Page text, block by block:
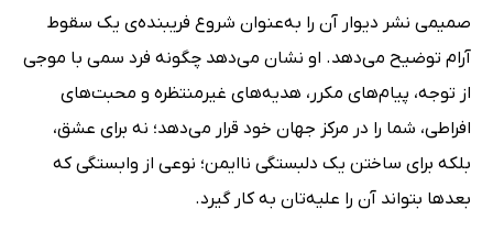
صمیمی نشر دیوار آن را به‌عنوان شروع فریبنده‌ی یک سقوط
آرام توضیح می‌دهد. او نشان می‌دهد چگونه فرد سمی با موجی
از توجه، پیام‌های مکرر، هدیه‌های غیرمنتظره و محبت‌های
افراطی، شما را در مرکز جهان خود قرار می‌دهد؛ نه برای عشق،
بلکه برای ساختن یک دلبستگی ناایمن؛ نوعی از وابستگی که
بعدها بتواند آن را علیه‌تان به کار گیرد.